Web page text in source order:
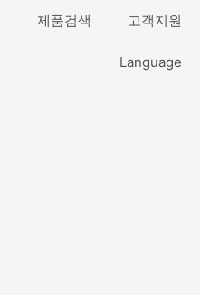
제품검색 고객지원
Language